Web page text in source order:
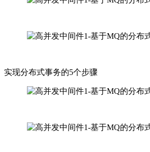
实现分布式事务的5个步骤